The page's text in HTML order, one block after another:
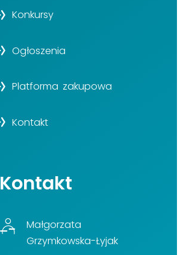
Konkursy
Ogłoszenia
Platforma zakupowa
Kontakt
Kontakt
Małgorzata
Grzymkowska-Łyjak